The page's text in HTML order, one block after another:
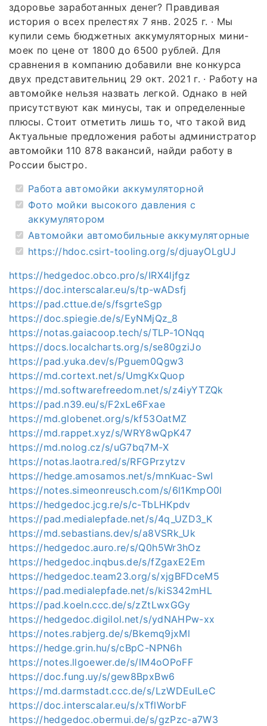
здоровье заработанных денег? Правдивая
история о всех прелестях 7 янв. 2025 г. · Мы
купили семь бюджетных аккумуляторных мини-
моек по цене от 1800 до 6500 рублей. Для
сравнения в компанию добавили вне конкурса
двух представительниц 29 окт. 2021 г. · Работу на
автомойке нельзя назвать легкой. Однако в ней
присутствуют как минусы, так и определенные
плюсы. Стоит отметить лишь то, что такой вид
Актуальные предложения работы администратор
автомойки 110 878 вакансий, найди работу в
России быстро.
Работа автомойки аккумуляторной
Фото мойки высокого давления с
аккумулятором
Автомойки автомобильные аккумуляторные
https://hdoc.csirt-tooling.org/s/djuayOLgUJ
https://hedgedoc.obco.pro/s/IRX4ljfgz
https://doc.interscalar.eu/s/tp-wADsfj
https://pad.cttue.de/s/fsgrteSgp
https://doc.spiegie.de/s/EyNMjQz_8
https://notas.gaiacoop.tech/s/TLP-1ONqq
https://docs.localcharts.org/s/se80gziJo
https://pad.yuka.dev/s/Pguem0Qgw3
https://md.cortext.net/s/UmgKxQuop
https://md.softwarefreedom.net/s/z4iyYTZQk
https://pad.n39.eu/s/F2xLe6Fxae
https://md.globenet.org/s/kf53OatMZ
https://md.rappet.xyz/s/WRY8wQpK47
https://md.nolog.cz/s/uG7bq7M-X
https://notas.laotra.red/s/RFGPrzytzv
https://hedge.amosamos.net/s/mnKuac-SwI
https://notes.simeonreusch.com/s/6l1KmpO0l
https://hedgedoc.jcg.re/s/c-TbLHKpdv
https://pad.medialepfade.net/s/4q_UZD3_K
https://md.sebastians.dev/s/a8VSRk_Uk
https://hedgedoc.auro.re/s/Q0h5Wr3hOz
https://hedgedoc.inqbus.de/s/fZgaxE2Em
https://hedgedoc.team23.org/s/xjgBFDceM5
https://pad.medialepfade.net/s/kiS342mHL
https://pad.koeln.ccc.de/s/zZtLwxGGy
https://hedgedoc.digilol.net/s/ydNAHPw-xx
https://notes.rabjerg.de/s/Bkemq9jxMl
https://hedge.grin.hu/s/cBpC-NPN6h
https://notes.llgoewer.de/s/lM4oOPoFF
https://doc.fung.uy/s/gew8BpxBw6
https://md.darmstadt.ccc.de/s/LzWDEuILeC
https://doc.interscalar.eu/s/xTflWorbF
https://hedgedoc.obermui.de/s/gzPzc-a7W3